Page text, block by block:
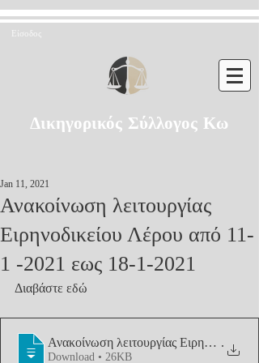
Είσοδος
Δικηγορικός Σύλλογος Κω
Ανακοίνωση λειτουργίας
Ειρηνοδικείου Λέρου από 11-
1 -2021 εως 18-1-2021
Jan 11, 2021
Διαβάστε εδώ
Ανακοίνωση λειτουργίας Ειρηνοδικείου
.
Download • 26KB